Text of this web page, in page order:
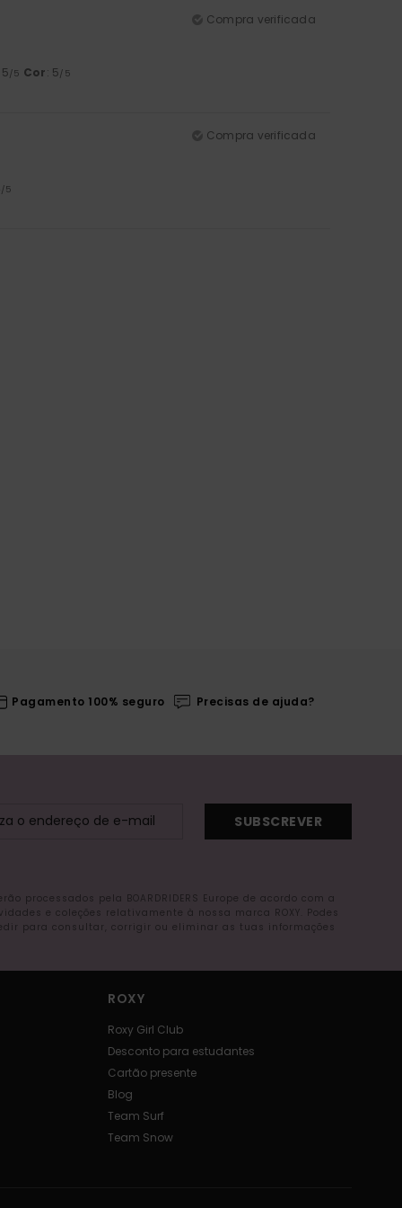
Compra verificada
/5 Cor: 5/5
Compra verificada
/5
Pagamento 100% seguro Precisas de ajuda?
SUBSCREVER
pela BOARDRIDERS Europe de acordo com a
e coleções relativamente à nossa marca ROXY. Podes
para consultar, corrigir ou eliminar as tuas informações
ROXY
Roxy Girl Club
Desconto para estudantes
Cartão presente
Blog
Team Surf
Team Snow